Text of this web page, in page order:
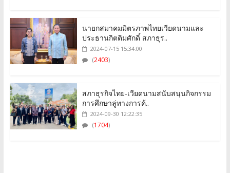
นายกสมาคมมิตรภาพไทยเวียดนามและ
ประธานกิตติมศักดิ์ สภาธุร..
2024-07-15 15:34:00
(2403)
สภาธุรกิจไทย-เวียดนามสนับสนุนกิจกรรม
การศึกษาลู่ทางการค้..
2024-09-30 12:22:35
(1704)